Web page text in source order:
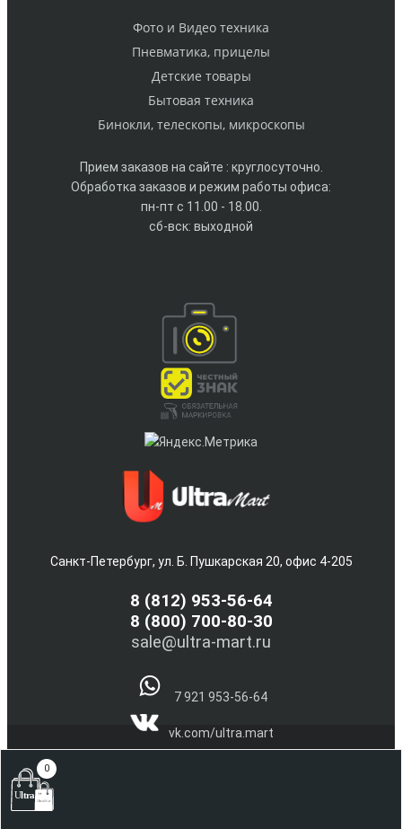
Фото и Видео техника
Пневматика, прицелы
Детские товары
Бытовая техника
Бинокли, телескопы, микроскопы
Прием заказов на сайте : круглосуточно.
Обработка заказов и режим работы офиса:
пн-пт с 11.00 - 18.00.
сб-вск: выходной
Санкт-Петербург, ул. Б. Пушкарская 20, офис 4-205
8 (812) 953-56-64
8 (800) 700-80-30
sale@ultra-mart.ru
7 921 953-56-64
vk.com/ultra.mart
(С) 2005-2026 Интернет магазин электроники и бытовой
0